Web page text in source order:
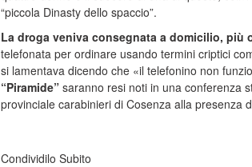
“piccola Dinasty dello spaccio”.
La droga veniva consegnata a domicilio, più
telefonata per ordinare usando termini criptici
si lamentava dicendo che «il telefonino non
“Piramide” saranno resi noti in una conferenza
provinciale carabinieri di Cosenza alla presenza
Condividilo Subito